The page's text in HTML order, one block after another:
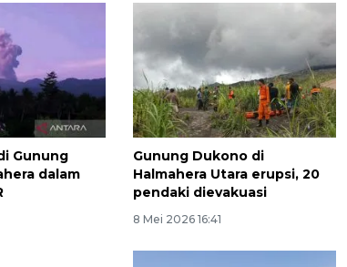
Gunung
dalam
Gunung Dukono di
Halmahera Utara erupsi, 20
pendaki dievakuasi
8 Mei 2026 16:41